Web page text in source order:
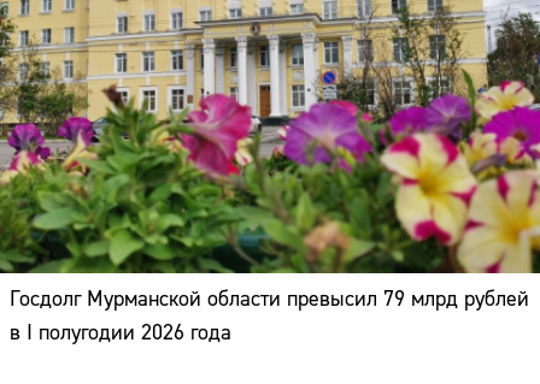
Госдолг Мурманской области превысил 79 млрд рублей
в I полугодии 2026 года